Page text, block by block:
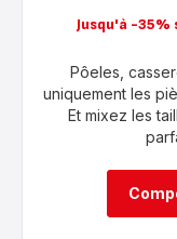
Jusqu'à -35%
Pôeles,
uniquement les
Et mixez les